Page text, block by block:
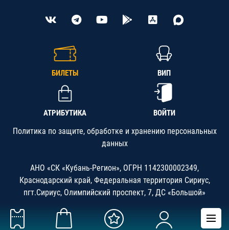
БИЛЕТЫ ВИП
АТРИБУТИКА ВОЙТИ
Политика по защите, обработке и хранению персональных
данных
АНО «СК «Кубань-Регион», ОГРН 1142300002349,
Краснодарский край, Федеральная территория Сириус,
пгт.Сириус, Олимпийский проспект, 7, ДС «Большой»